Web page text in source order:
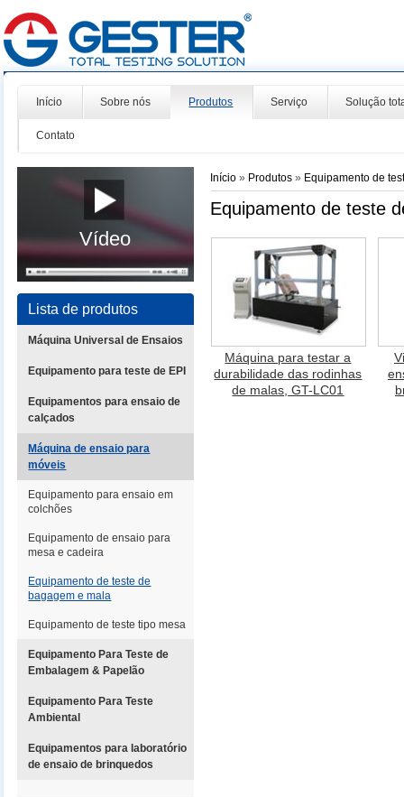
Início Sobre nós Produtos Serviço Solução
Contato
Vídeo
Lista de produtos
Máquina Universal de Ensaios
Equipamento para teste de EPI
Equipamentos para ensaio de
calçados
Máquina de ensaio para
móveis
Equipamento para ensaio em
colchões
Equipamento de ensaio para
mesa e cadeira
Equipamento de teste de
bagagem e mala
Equipamento de teste tipo mesa
Equipamento Para Teste de
Embalagem & Papelão
Equipamento Para Teste
Ambiental
Equipamentos para laboratório
de ensaio de brinquedos
Início » Produtos» Equipamento de
Equipamento de teste
Máquina para testar a
durabilidade das rodinhas
de malas, GT-LC01